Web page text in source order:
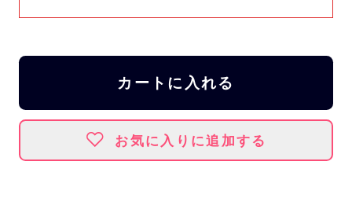
カートに入れる
お気に入りに追加する